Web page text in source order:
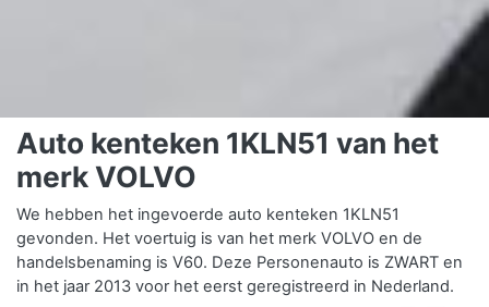
Auto kenteken 1KLN51 van het
merk VOLVO
We hebben het ingevoerde auto kenteken 1KLN51
gevonden. Het voertuig is van het merk VOLVO en de
handelsbenaming is V60. Deze Personenauto is ZWART en
in het jaar 2013 voor het eerst geregistreerd in Nederland.